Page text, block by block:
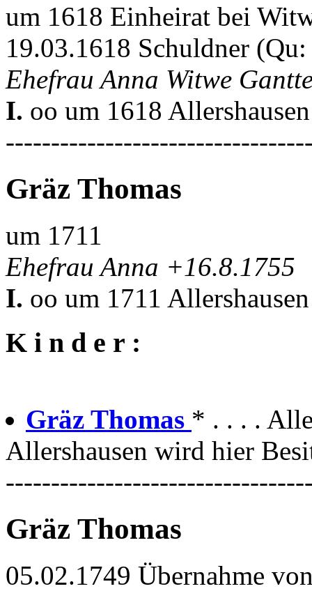
um 1618 Einheirat bei
19.03.1618 Schuldner
Ehefrau Anna Witwe
I. oo um 1618 Allershausen
Gräz Thomas
um 1711
Ehefrau Anna +16.8.1755
I. oo um 1711 Allershausen
K i n d e r :
Gräz Thomas * . . . .
Allershausen wird hier
Gräz Thomas
05.02.1749 Übernahme